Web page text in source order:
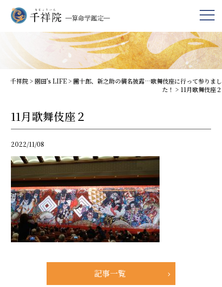
千祥院> 園田's LIFE> 團十郎、新之助の襲名披露…歌舞伎座に行って参りまし
た！ > 11月歌舞伎座２
11月歌舞伎座２
2022/11/08
記事一覧